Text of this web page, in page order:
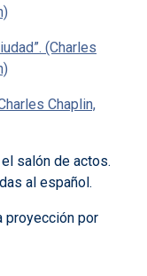
(Charles
Chaplin,
salón de actos.
al español.
proyección por